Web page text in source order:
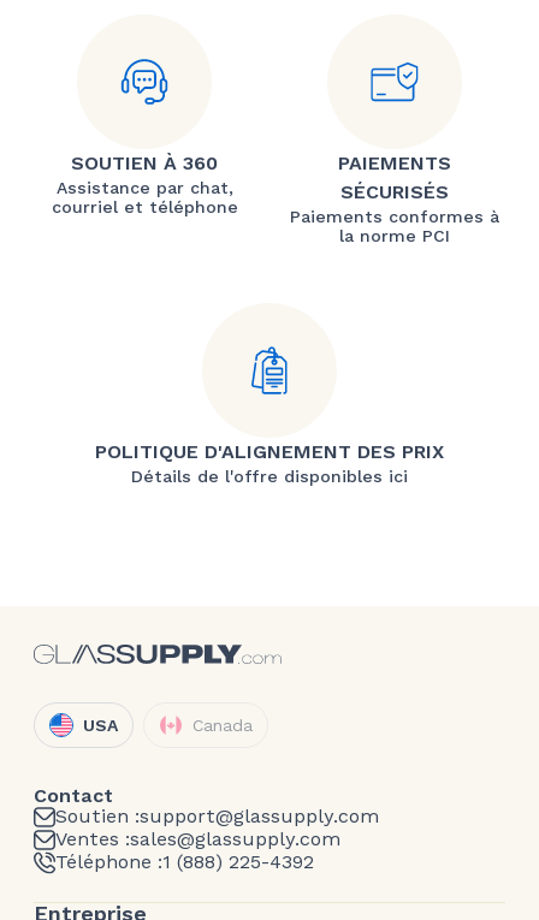
SOUTIEN À 360
Assistance par chat,
courriel et téléphone
PAIEMENTS
SÉCURISÉS
Paiements conformes à
la norme PCI
POLITIQUE D'ALIGNEMENT DES PRIX
Détails de l'offre disponibles ici
USA Canada
Contact
Soutien :support@glassupply.com
Ventes :sales@glassupply.com
Téléphone :1 (888) 225-4392
Entreprise